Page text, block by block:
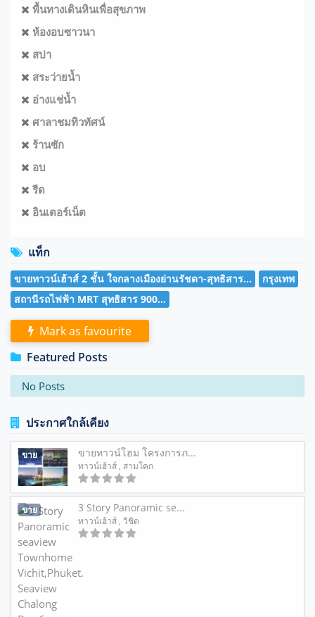
พื้นทางเดินหินเพื่อสุขภาพ
ห้องอบซาวนา
สปา
สระว่ายน้ำ
อ่างแช่น้ำ
ศาลาชมทิวทัศน์
ร้านซัก
อบ
รีด
อินเตอร์เน็ต
แท็ก
ขายทาวน์เฮ้าส์ 2 ชั้น ใจกลางเมืองย่านรัชดา-สุทธิสาร...
กรุงเทพ
สถานีรถไฟฟ้า MRT สุทธิสาร 900...
Mark as favourite
Featured Posts
No Posts
ประกาศใกล้เคียง
ขาย ขายทาวน์โฮม โครงการภ...
ทาวน์เฮ้าส์ , สามโคก
ขาย 3 Story Panoramic se...
ทาวน์เฮ้าส์ , วิชิต